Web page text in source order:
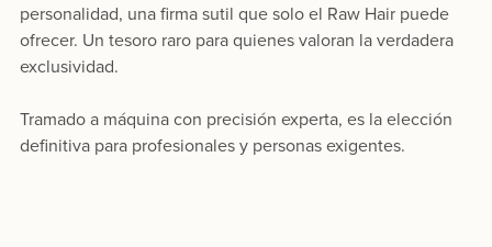
personalidad, una firma sutil que solo el Raw Hair puede
ofrecer. Un tesoro raro para quienes valoran la verdadera
exclusividad.
Tramado a máquina con precisión experta, es la elección
definitiva para profesionales y personas exigentes.